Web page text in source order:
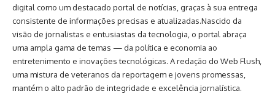
digital como um destacado portal de notícias, graças à sua entrega
consistente de informações precisas e atualizadas.Nascido da
visão de jornalistas e entusiastas da tecnologia, o portal abraça
uma ampla gama de temas — da política e economia ao
entretenimento e inovações tecnológicas. A redação do Web Flush,
uma mistura de veteranos da reportagem e jovens promessas,
mantém o alto padrão de integridade e excelência jornalística.